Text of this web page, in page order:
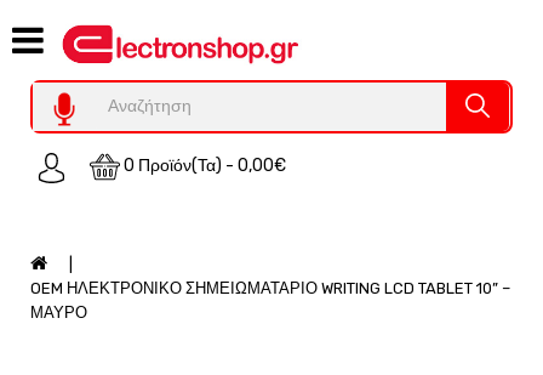
0 Προϊόν(τα) - 0,00€
Category
Υπολογιστες
REFURBISHED
Χειριστήρια
Auto
OEM ΗΛΕΚΤΡΟΝΙΚΟ ΣΗΜΕΙΩΜΑΤΑΡΙΟ WRITING LCD TABLET 10” –
ΜΑΥΡΟ